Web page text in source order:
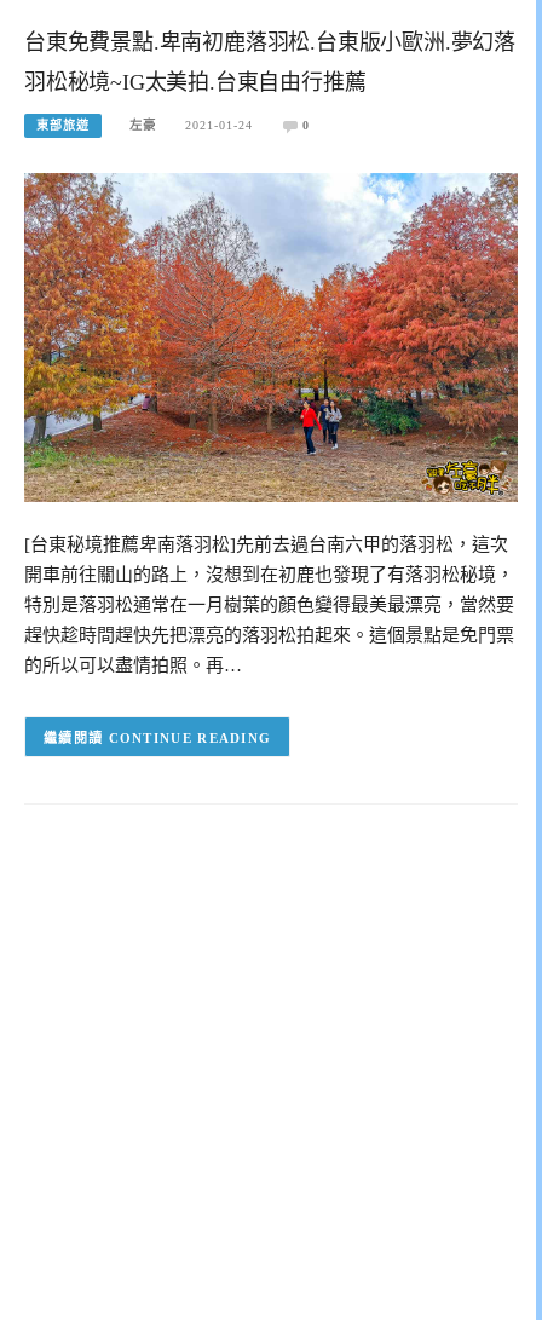
台東免費景點.卑南初鹿落羽松.台東版小歐洲.夢幻落
羽松秘境~IG太美拍.台東自由行推薦
東部旅遊 左豪 2021-01-24 0
[台東秘境推薦卑南落羽松]先前去過台南六甲的落羽松，這次
開車前往關山的路上，沒想到在初鹿也發現了有落羽松秘境，
特別是落羽松通常在一月樹葉的顏色變得最美最漂亮，當然要
趕快趁時間趕快先把漂亮的落羽松拍起來。這個景點是免門票
的所以可以盡情拍照。再…
CONTINUE READING